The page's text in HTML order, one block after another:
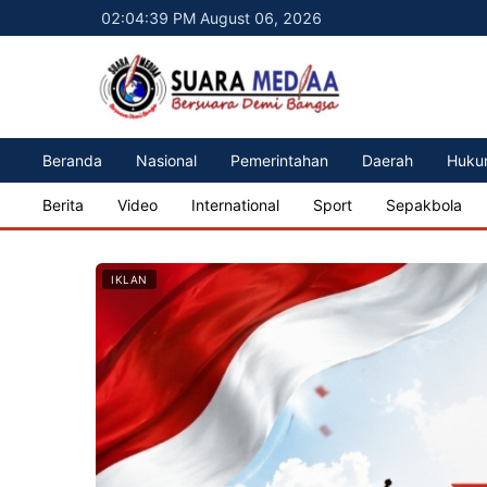
02:04:41 PM August 06, 2026
Beranda Nasional Pemerintahan Daerah
Berita Video International Sport Sepakbola
IKLAN